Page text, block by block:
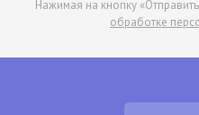
Нажимая на кнопку
обработке